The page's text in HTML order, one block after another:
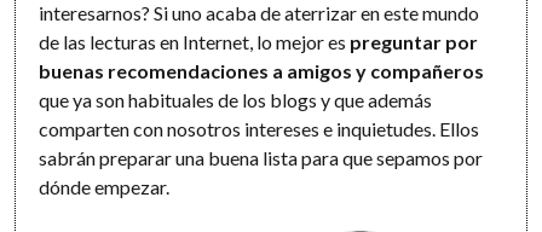
interesarnos? Si uno acaba de aterrizar en este mundo
de las lecturas en Internet, lo mejor es preguntar por
buenas recomendaciones a amigos y compañeros
que ya son habituales de los blogs y que además
comparten con nosotros intereses e inquietudes. Ellos
sabrán preparar una buena lista para que sepamos por
dónde empezar.